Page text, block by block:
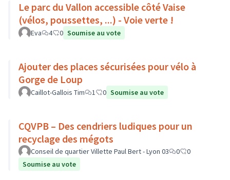
Le parc du Vallon accessible côté Vaise
(vélos, poussettes, ...) - Voie verte !
Eva 4 0 Soumise au vote
Ajouter des places sécurisées pour vélo à
Gorge de Loup
Caillot-Gallois Tim 1 0 Soumise au vote
CQVPB – Des cendriers ludiques pour un
recyclage des mégots
Conseil de quartier Villette Paul Bert - Lyon 03 0
0
Soumise au vote